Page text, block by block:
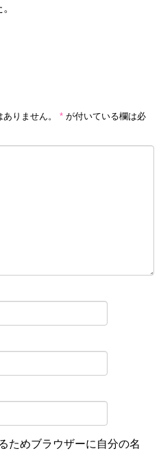
りません。 * が付いている欄は必
ためブラウザーに自分の名